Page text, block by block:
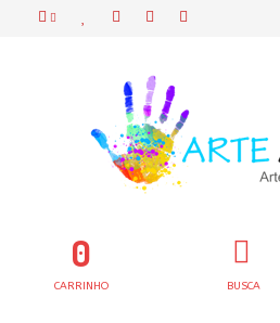
BUSCA
0
CARRINHO